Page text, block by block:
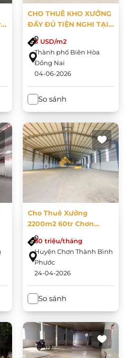
CHO THUÊ KHO XƯỞNG
ĐẦY ĐỦ TIỆN NGHI TẠI
LONG BÌNH, ĐỒNG NAI
3 USD/m2
Thành phố Biên Hòa
Đồng Nai
04-06-2026
So sánh
Cho Thuê Xưởng
2200m2 60tr Chơn
Thành
60 triệu/tháng
Huyện Chơn Thành Bình
Phước
24-04-2026
So sánh